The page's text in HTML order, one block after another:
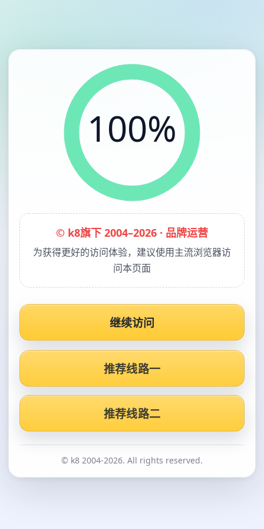
100%
© k8旗下 2004–2026 · 品牌运营
为获得更好的访问体验，建议使用主流浏览器访
问本页面
继续访问
推荐线路一
推荐线路二
© k8 2004-2026. All rights reserved.